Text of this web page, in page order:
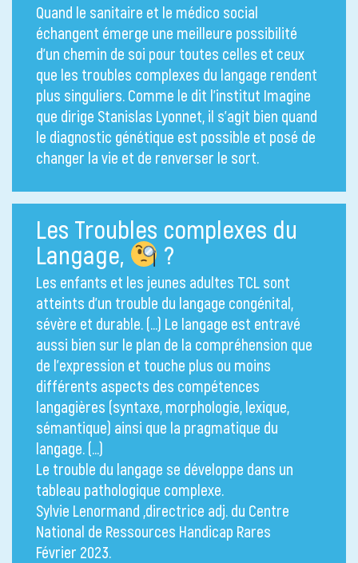
Quand le sanitaire et le médico social
échangent émerge une meilleure possibilité
d’un chemin de soi pour toutes celles et ceux
que les troubles complexes du langage rendent
plus singuliers. Comme le dit l’institut Imagine
que dirige Stanislas Lyonnet, il s’agit bien quand
le diagnostic génétique est possible et posé de
changer la vie et de renverser le sort.
Les Troubles complexes du
Langage,
?
Les enfants et les jeunes adultes TCL sont
atteints d’un trouble du langage congénital,
sévère et durable. (…) Le langage est entravé
aussi bien sur le plan de la compréhension que
de l’expression et touche plus ou moins
différents aspects des compétences
langagières (syntaxe, morphologie, lexique,
sémantique) ainsi que la pragmatique du
langage. (…)
Le trouble du langage se développe dans un
tableau pathologique complexe.
Sylvie Lenormand ,directrice adj. du Centre
National de Ressources Handicap Rares
Février 2023.